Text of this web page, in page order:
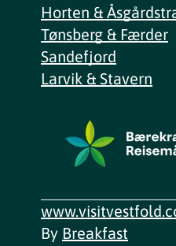
Horten &
Tønsberg & Færder
Sandefjord
Larvik & Stavern
By Breakfast